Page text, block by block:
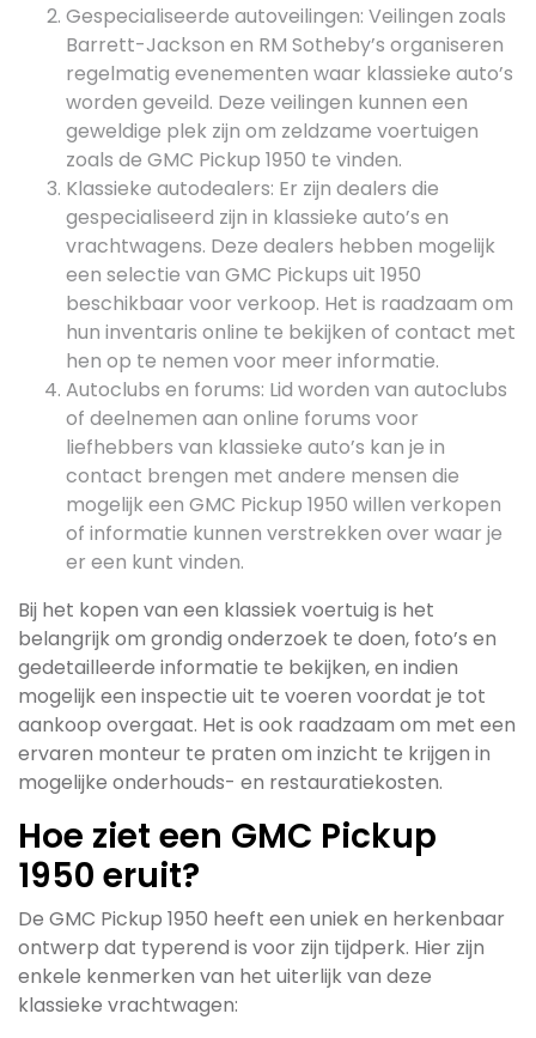
Gespecialiseerde autoveilingen: Veilingen zoals
Barrett-Jackson en RM Sotheby’s organiseren
regelmatig evenementen waar klassieke auto’s
worden geveild. Deze veilingen kunnen een
geweldige plek zijn om zeldzame voertuigen
zoals de GMC Pickup 1950 te vinden.
Klassieke autodealers: Er zijn dealers die
gespecialiseerd zijn in klassieke auto’s en
vrachtwagens. Deze dealers hebben mogelijk
een selectie van GMC Pickups uit 1950
beschikbaar voor verkoop. Het is raadzaam om
hun inventaris online te bekijken of contact met
hen op te nemen voor meer informatie.
Autoclubs en forums: Lid worden van autoclubs
of deelnemen aan online forums voor
liefhebbers van klassieke auto’s kan je in
contact brengen met andere mensen die
mogelijk een GMC Pickup 1950 willen verkopen
of informatie kunnen verstrekken over waar je
er een kunt vinden.
Bij het kopen van een klassiek voertuig is het
belangrijk om grondig onderzoek te doen, foto’s en
gedetailleerde informatie te bekijken, en indien
mogelijk een inspectie uit te voeren voordat je tot
aankoop overgaat. Het is ook raadzaam om met een
ervaren monteur te praten om inzicht te krijgen in
mogelijke onderhouds- en restauratiekosten.
Hoe ziet een GMC Pickup
1950 eruit?
De GMC Pickup 1950 heeft een uniek en herkenbaar
ontwerp dat typerend is voor zijn tijdperk. Hier zijn
enkele kenmerken van het uiterlijk van deze
klassieke vrachtwagen: